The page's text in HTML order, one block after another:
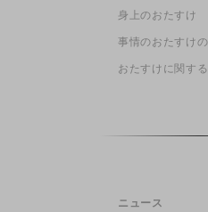
身上のおたすけ
事情のおたすけの
おたすけに関す
ニュース